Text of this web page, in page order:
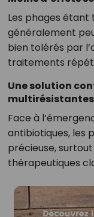
Les phages étant
généralement
bien tolérés par
traitements
Une solution
multirésistantes
Face à
antibiotiques, les
précieuse,
thérapeutiques